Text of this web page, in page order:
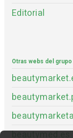
Editorial
Otras webs del grupo